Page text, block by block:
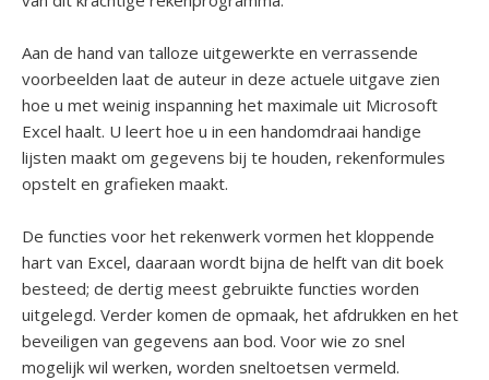
Aan de hand van talloze uitgewerkte en verrassende
voorbeelden laat de auteur in deze actuele uitgave zien
hoe u met weinig inspanning het maximale uit Microsoft
Excel haalt. U leert hoe u in een handomdraai handige
lijsten maakt om gegevens bij te houden, rekenformules
opstelt en grafieken maakt.
De functies voor het rekenwerk vormen het kloppende
hart van Excel, daaraan wordt bijna de helft van dit boek
besteed; de dertig meest gebruikte functies worden
uitgelegd. Verder komen de opmaak, het afdrukken en het
beveiligen van gegevens aan bod. Voor wie zo snel
mogelijk wil werken, worden sneltoetsen vermeld.